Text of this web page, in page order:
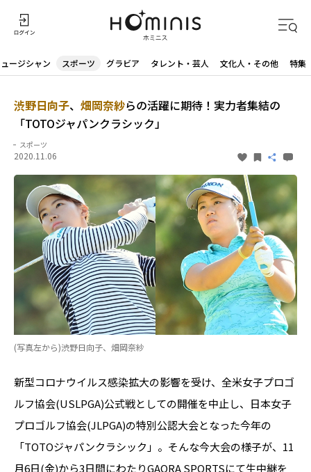
ージシャン スポーツ グラビア タレント・芸人 文化人・その他 特集
渋野日向子、 畑岡奈紗らの活躍に期待！実力者集結の
「TOTOジャパンクラシック」
スポーツ
2020.11.06
(写真左から)渋野日向子、畑岡奈紗
新型コロナウイルス感染拡大の影響を受け、全米女子プロゴ
ルフ協会(USLPGA)公式戦としての開催を中止し、日本女子
プロゴルフ協会(JLPGA)の特別公認大会となった今年の
「TOTOジャパンクラシック」。そんな今大会の様子が、11
月6日(金)から3日間にわたりGAORA SPORTSにて生中継を